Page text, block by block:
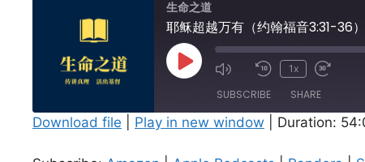
生命之道
耶稣超越万有（约翰福音3:31-36）
Play
Episode
1x
SUBSCRIBE SHARE
Download file Play in new window Duration: